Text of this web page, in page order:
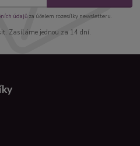
údajůza účelem rozesílky newsletteru.
Zasíláme jednou za 14 dní.